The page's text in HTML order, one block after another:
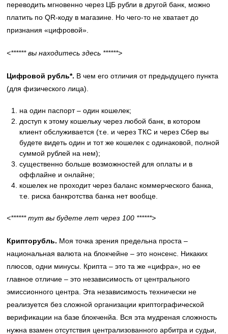
переводить мгновенно через ЦБ рубли в другой банк, можно
платить по QR-коду в магазине. Но чего-то не хватает до
признания «цифровой».
<****** вы находитесь здесь ******>
Цифровой рубль*. В чем его отличия от предыдущего пункта
(для физического лица).
на один паспорт – один кошелек;
доступ к этому кошельку через любой банк, в котором
клиент обслуживается (т.е. и через ТКС и через Сбер вы
будете видеть один и тот же кошелек с одинаковой, полной
суммой рублей на нем);
существенно больше возможностей для оплаты и в
оффлайне и онлайне;
кошелек не проходит через баланс коммерческого банка,
т.е. риска банкротства банка нет вообще.
<****** тут вы будете лет через 100 ******>
Крипторубль. Моя точка зрения предельна проста –
национальная валюта на блокчейне – это нонсенс. Никаких
плюсов, одни минусы. Крипта – это та же «цифра», но ее
главное отличие – это независимость от центрального
эмиссионного центра. Эта независимость технически не
реализуется без сложной организации криптографической
верификации на базе блокченйа. Вся эта мудреная сложность
нужна взамен отсутствия централизованного арбитра и судьи,